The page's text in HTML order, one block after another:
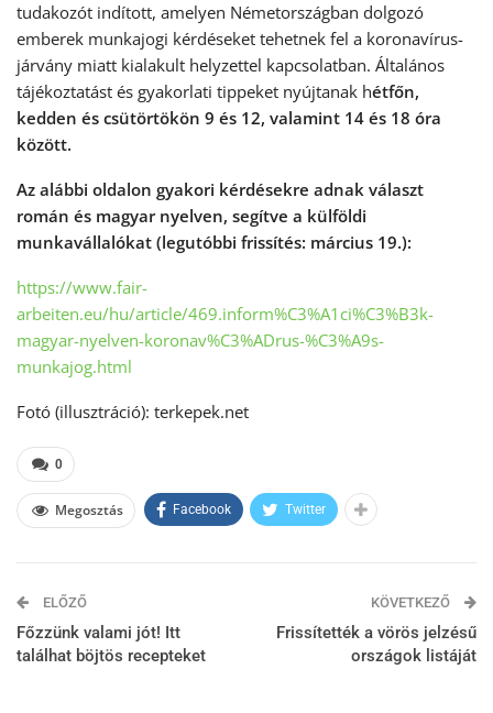
tudakozót indított, amelyen Németországban dolgozó
emberek munkajogi kérdéseket tehetnek fel a koronavírus-
járvány miatt kialakult helyzettel kapcsolatban. Általános
tájékoztatást és gyakorlati tippeket nyújtanak hétfőn,
kedden és csütörtökön 9 és 12, valamint 14 és 18 óra
között.
Az alábbi oldalon gyakori kérdésekre adnak választ
román és magyar nyelven, segítve a külföldi
munkavállalókat (legutóbbi frissítés: március 19.):
https://www.fair-
arbeiten.eu/hu/article/469.inform%C3%A1ci%C3%B3k-
magyar-nyelven-koronav%C3%ADrus-%C3%A9s-
munkajog.html
Fotó (illusztráció): terkepek.net
0
Megosztás Facebook Twitter
ELŐZŐ
Főzzünk valami jót! Itt
találhat böjtös recepteket
KÖVETKEZŐ
Frissítették a vörös jelzésű
országok listáját